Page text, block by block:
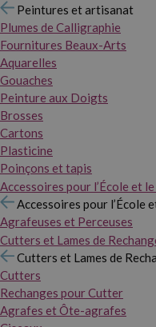
Peintures et artisanat
Plumes de Calligraphie
Fournitures Beaux-Arts
Aquarelles
Gouaches
Peinture aux Doigts
Brosses
Cartons
Plasticine
Poinçons et tapis
Accessoires pour l’École et
Accessoires pour l’École
Agrafeuses et Perceuses
Cutters et Lames de
Cutters et Lames de
Cutters
Rechanges pour Cutter
Agrafes et Ôte-agrafes